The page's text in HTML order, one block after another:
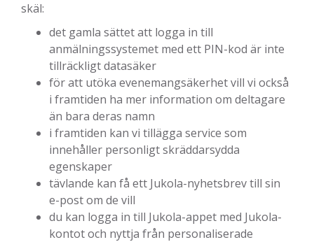
skäl:
det gamla sättet att logga in till
anmälningssystemet med ett PIN-kod är inte
tillräckligt datasäker
för att utöka evenemangsäkerhet vill vi också
i framtiden ha mer information om deltagare
än bara deras namn
i framtiden kan vi tillägga service som
innehåller personligt skräddarsydda
egenskaper
tävlande kan få ett Jukola-nyhetsbrev till sin
e-post om de vill
du kan logga in till Jukola-appet med Jukola-
kontot och nyttja från personaliserade